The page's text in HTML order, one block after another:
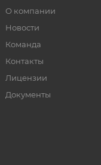
О компании
Новости
Команда
Контакты
Лицензии
Документы